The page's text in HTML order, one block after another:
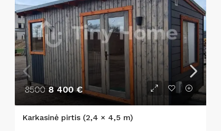
85008 400 €
Karkasinė pirtis (2,4 × 4,5 m)